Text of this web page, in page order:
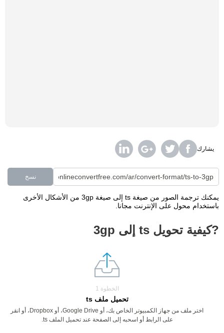
يشارك
نسخ
يمكنك ترجمة الصور من صيغة ts إلى صيغة 3gp من الأشكال الأخرى
باستخدام محول على الإنترنت مجانا.
?كيفية تحويل ts إلى 3gp
الخطوة 1
تحميل ملف ts
اختر ملف من جهاز الكمبيوتر الخاص بك، أو Google Drive، أو Dropbox، أو انقر
على الرابط أو اسحبه إلى الصفحة عند تحميل الملف ts.